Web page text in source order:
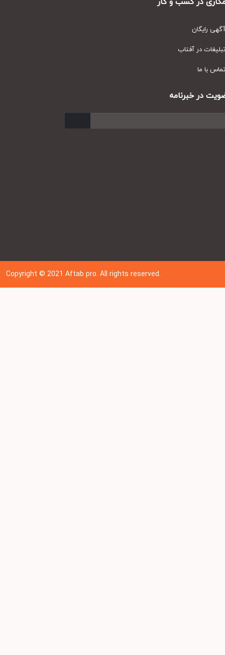
رایگان
در آفتاب
با ما
در خبرنامه
Copyright © 202 1Aftab pro. All rights reserved.